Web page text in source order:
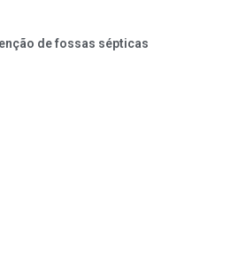
de fossas sépticas